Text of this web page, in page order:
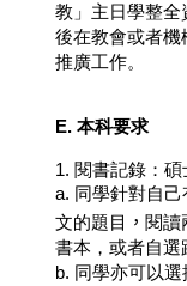
教」主日學整全
後在教會或者
推廣工作。
E. 本科要求
1. 閱書記錄：
a. 同學針對自
文的題目 ， 閱讀
書本，或者自
b. 同學亦可以